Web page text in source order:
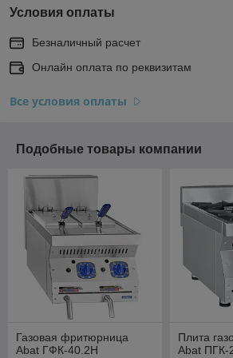
Условия оплаты
Безналичный расчет
Онлайн оплата по реквизитам
Все условия оплаты
Подобные товары компании
Газовая фритюрница
Abat ГФК-40.2Н
Плита
Abat ПГК-